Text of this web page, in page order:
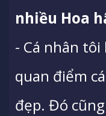
nhiều Hoa
- Cá nhân
quan điểm
đẹp. Đó